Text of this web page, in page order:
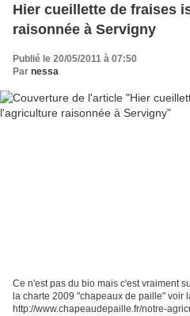
Hier cueillette de fraises
raisonnée à Servigny
Publié le 20/05/2011 à 07:50
Par nessa
Ce n'est pas du bio mais c'est vraiment
la charte 2009 "chapeaux de paille" voir
http://www.chapeaudepaille.fr/notre-